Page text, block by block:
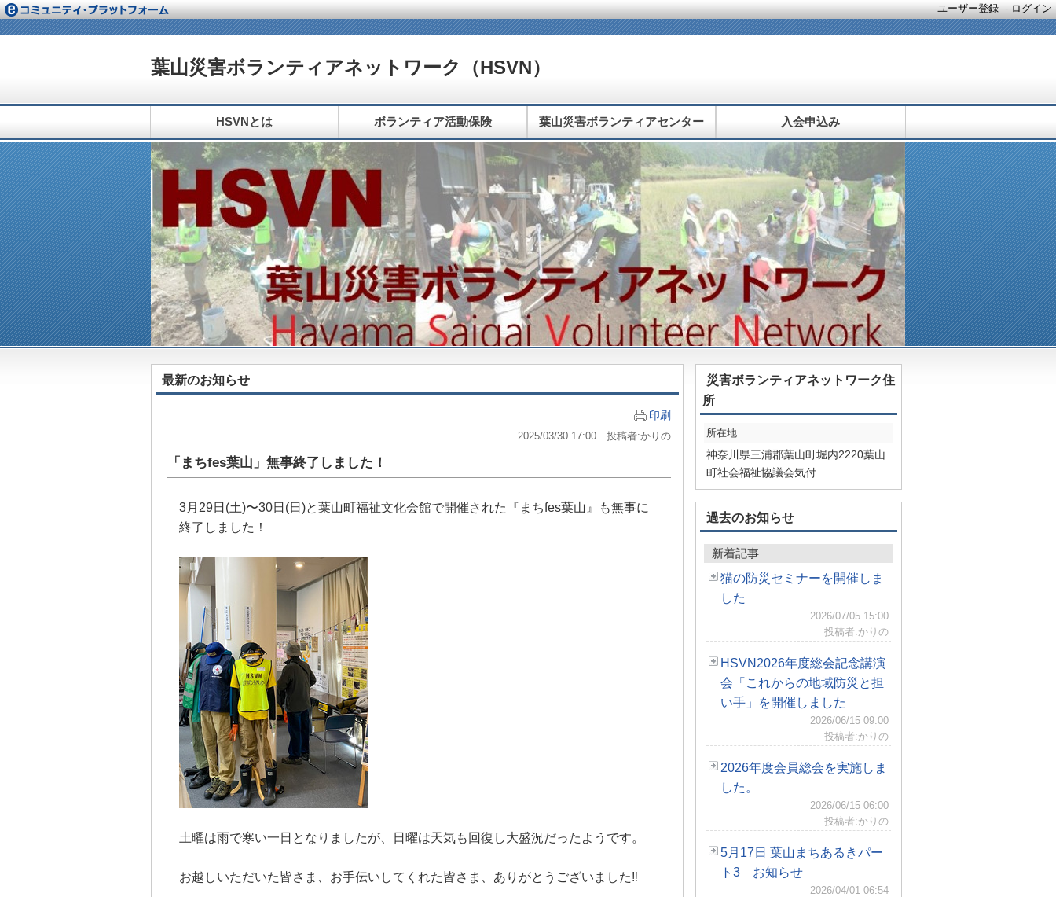
ユーザー登録 -ログイン
葉山災害ボランティアネットワーク（HSVN）
HSVNとは ボランティア活動保険 葉山災害ボランティアセンター 入会申込み
最新のお知らせ
印刷
2025/03/30 17:00 投稿者:かりの
「まちfes葉山」無事終了しました！
3月29日(土)〜30日(日)と葉山町福祉文化会館で開催された『まちfes葉山』も無事に
終了しました！
土曜は雨で寒い一日となりましたが、日曜は天気も回復し大盛況だったようです。
お越しいただいた皆さま、お手伝いしてくれた皆さま、ありがとうございました‼︎
災害ボランティアネットワーク住
所
所在地
神奈川県三浦郡葉山町堀内2220葉山
町社会福祉協議会気付
過去のお知らせ
新着記事
猫の防災セミナーを開催しま
した
2026/07/05 15:00
投稿者:かりの
HSVN2026年度総会記念講演
会「これからの地域防災と担
い手」を開催しました
2026/06/15 09:00
投稿者:かりの
2026年度会員総会を実施しま
した。
2026/06/15 06:00
投稿者:かりの
5月17日 葉山まちあるきパー
ト3 お知らせ
2026/04/01 06:54